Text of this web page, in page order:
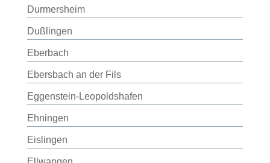
Durmersheim
Dußlingen
Eberbach
Ebersbach an der Fils
Eggenstein-Leopoldshafen
Ehningen
Eislingen